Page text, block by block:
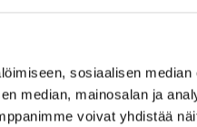
sosiaalisen
median, mainosalan ja
voivat yhdistää